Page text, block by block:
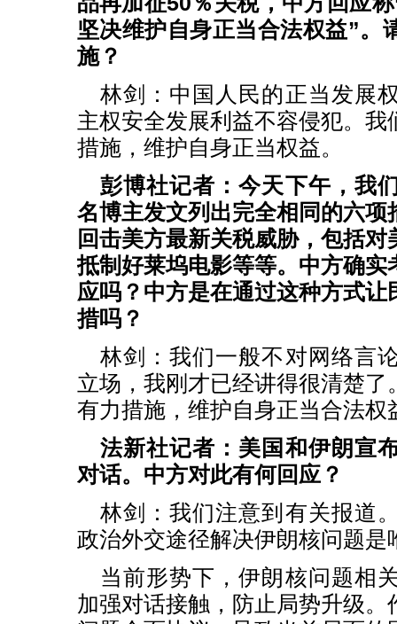
坚决维护自身正当合法权益”。
施？
林剑：中国人民的正当发展
主权安全发展利益不容侵犯。我
措施，维护自身正当权益。
彭博社记者：今天下午，我
名博主发文列出完全相同的六项
回击美方最新关税威胁，包括
抵制好莱坞电影等等。中方确实
应吗？中方是在通过这种方式让
措吗？
林剑：我们一般不对网络言
立场，我刚才已经讲得很清楚了
有力措施，维护自身正当合法权
法新社记者：美国和伊朗宣
对话。中方对此有何回应？
林剑：我们注意到有关报道
政治外交途径解决伊朗核问题是
当前形势下，伊朗核问题相
加强对话接触，防止局势升级。